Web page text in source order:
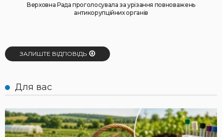
Верховна Рада проголосувала за урізання повноважень
антикорупційних органів
ЗАЛИШТЕ ВІДПОВІДЬ
Для вас